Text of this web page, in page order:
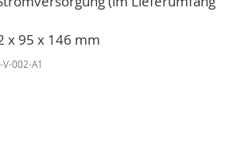
x 95 x 146 mm
002-A1